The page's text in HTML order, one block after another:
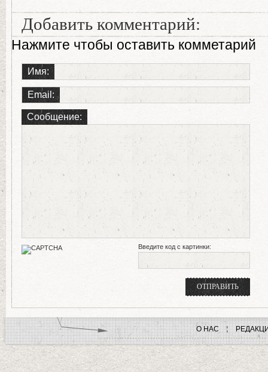
Добавить комментарий:
Нажмите чтобы оставить комметарий
Имя:
Email:
Сообщение:
Введите код с картинки:
О НАС